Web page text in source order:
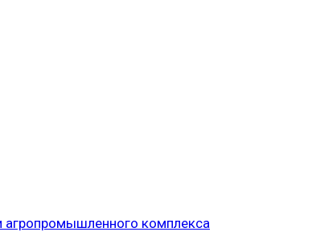
агропромышленного комплекса